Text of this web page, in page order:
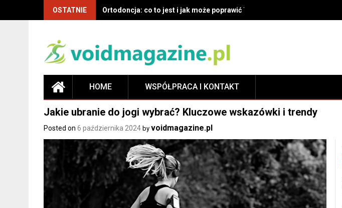
OSTATNIE Ortodoncja: co to jest i jak może poprawić Twój uśmiech?
HOME WSPÓŁPRACA I KONTAKT
Jakie ubranie do jogi wybrać? Kluczowe wskazówki i trendy
Posted on 6 października 2024 by voidmagazine.pl